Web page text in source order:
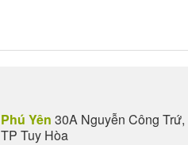
Phú Yên 30A Nguyễn Công Trứ,
TP Tuy Hòa